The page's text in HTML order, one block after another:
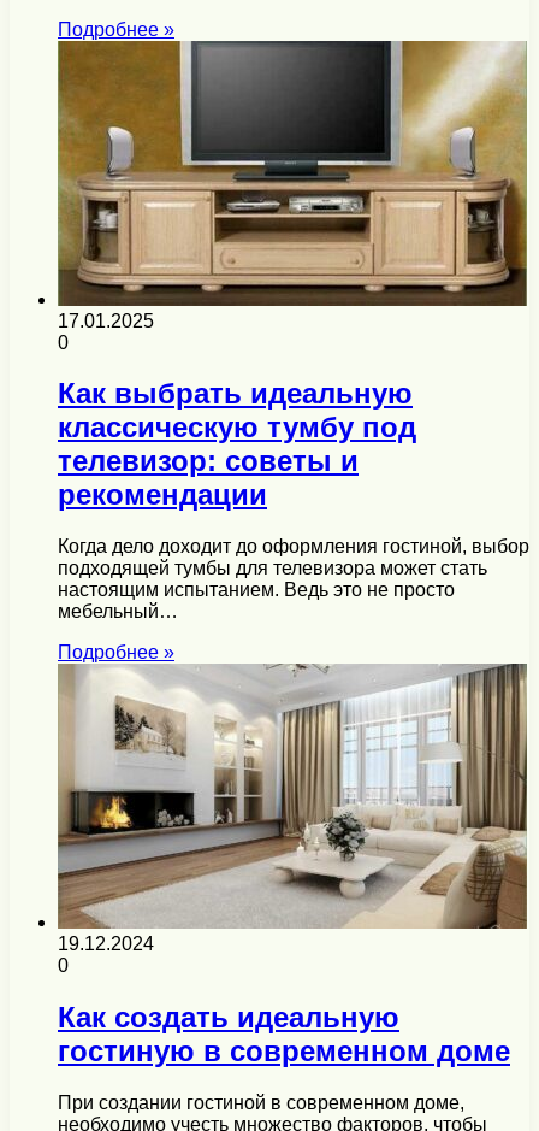
Подробнее »
17.01.2025
0
Как выбрать идеальную
классическую тумбу под
телевизор: советы и
рекомендации
Когда дело доходит до оформления гостиной, выбор
подходящей тумбы для телевизора может стать
настоящим испытанием. Ведь это не просто
мебельный…
Подробнее »
19.12.2024
0
Как создать идеальную
гостиную в современном доме
При создании гостиной в современном доме,
необходимо учесть множество факторов, чтобы